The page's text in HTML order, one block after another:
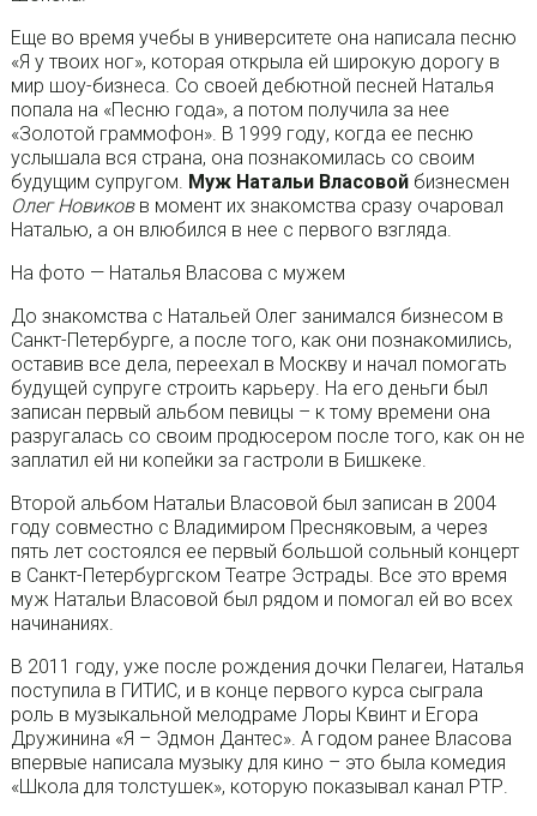
Еще во время учебы в университете она написала песню
«Я у твоих ног», которая открыла ей широкую дорогу в
мир шоу-бизнеса. Со своей дебютной песней Наталья
попала на «Песню года», а потом получила за нее
«Золотой граммофон». В 1999 году, когда ее песню
услышала вся страна, она познакомилась со своим
будущим супругом. Муж Натальи Власовойбизнесмен
Олег Новиковв момент их знакомства сразу очаровал
Наталью, а он влюбился в нее с первого взгляда.
На фото — Наталья Власова с мужем
До знакомства с Натальей Олег занимался бизнесом в
Санкт-Петербурге, а после того, как они познакомились,
оставив все дела, переехал в Москву и начал помогать
будущей супруге строить карьеру. На его деньги был
записан первый альбом певицы – к тому времени она
разругалась со своим продюсером после того, как он не
заплатил ей ни копейки за гастроли в Бишкеке.
Второй альбом Натальи Власовой был записан в 2004
году совместно с Владимиром Пресняковым, а через
пять лет состоялся ее первый большой сольный концерт
в Санкт-Петербургском Театре Эстрады. Все это время
муж Натальи Власовой был рядом и помогал ей во всех
начинаниях.
В 2011 году, уже после рождения дочки Пелагеи, Наталья
поступила в ГИТИС, и в конце первого курса сыграла
роль в музыкальной мелодраме Лоры Квинт и Егора
Дружинина «Я – Эдмон Дантес». А годом ранее Власова
впервые написала музыку для кино – это была комедия
«Школа для толстушек», которую показывал канал РТР.